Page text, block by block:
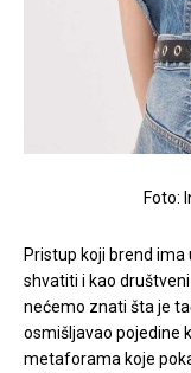
Foto:
Pristup koji brend
shvatiti i kao
nećemo znati šta je
osmišljavao pojedine
metaforama koje